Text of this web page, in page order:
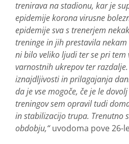
trenirava na stadionu, kar je
epidemije korona virusne
epidemije sva s trenerjem
treninge in jih prestavila
ni bilo veliko ljudi ter se pri tem
varnostnih ukrepov ter
iznajdljivosti in prilagajanja
da je vse mogoče, če je le
treningov sem opravil tudi
in stabilizacijo trupa. Trenutno
obdobju,“uvodoma pove 26-